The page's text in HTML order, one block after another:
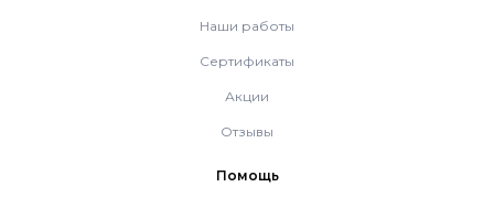
Рециркуляторы воздуха
Наши работы
Сертификаты
Акции
Отзывы
Помощь